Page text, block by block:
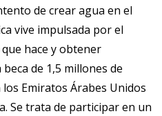
de crear agua en el
vive impulsada por el
hace y obtener
de 1,5 millones de
Emiratos Árabes Unidos
Se trata de participar en un